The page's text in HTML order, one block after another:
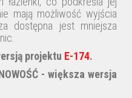
mają możliwość wyjścia
dostępna jest mniejsza
projektu E-174.
- większa wersja